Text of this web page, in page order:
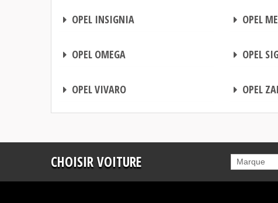
OPEL INSIGNIA OPEL
OPEL OMEGA OPEL
OPEL VIVARO OPEL
CHOISIR VOITURE Marque